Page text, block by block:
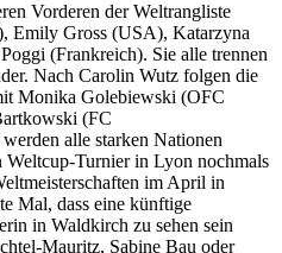
Vorderen der Weltrangliste
Emily Gross (USA), Katarzyna
(Frankreich). Sie alle trennen
Nach Carolin Wutz folgen die
Monika Golebiewski (OFC
(FC
alle starken Nationen
Weltcup-Turnier in Lyon nochmals
im April in
Mal, dass eine künftige
in Waldkirch zu sehen sein
Mauritz, Sabine Bau oder